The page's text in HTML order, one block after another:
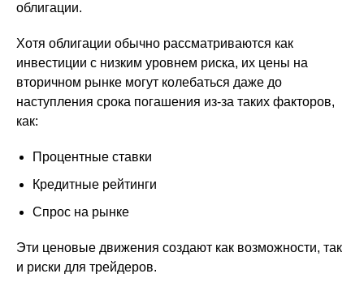
облигации.
Хотя облигации обычно рассматриваются как
инвестиции с низким уровнем риска, их цены на
вторичном рынке могут колебаться даже до
наступления срока погашения из-за таких факторов,
как:
Процентные ставки
Кредитные рейтинги
Спрос на рынке
Эти ценовые движения создают как возможности, так
и риски для трейдеров.